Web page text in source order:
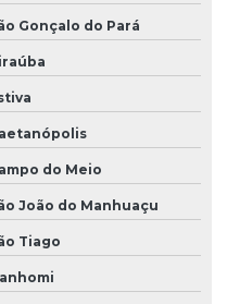
Gonçalo do Pará
do Meio
João do Manhuaçu
Tiago